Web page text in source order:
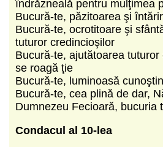
îndrăzneală pentru mulţimea
Bucură-te, păzitoarea şi
Bucură-te, ocrotitoare şi
tuturor credincioşilor
Bucură-te, ajutătoarea
se roagă ţie
Bucură-te, luminoasă
Bucură-te, cea plină de dar,
Dumnezeu Fecioară, bucuria
Condacul al 10-lea